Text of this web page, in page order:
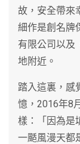
故，安全帶來
細作是創名牌
有限公司以及
地附近。
踏入這裏，感
憶，2016年8
樣：「因為是
一颳風漫天都